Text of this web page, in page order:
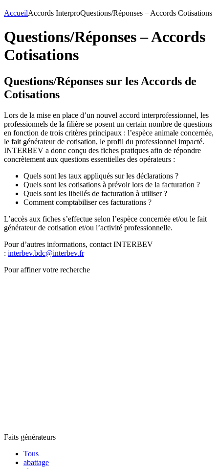
AccueilAccords InterproQuestions/Réponses – Accords Cotisations
Questions/Réponses – Accords
Cotisations
Questions/Réponses sur les Accords de
Cotisations
Lors de la mise en place d’un nouvel accord interprofessionnel, les
professionnels de la filière se posent un certain nombre de questions
en fonction de trois critères principaux : l’espèce animale concernée,
le fait générateur de cotisation, le profil du professionnel impacté.
INTERBEV a donc conçu des fiches pratiques afin de répondre
concrètement aux questions essentielles des opérateurs :
Quels sont les taux appliqués sur les déclarations ?
Quels sont les cotisations à prévoir lors de la facturation ?
Quels sont les libellés de facturation à utiliser ?
Comment comptabiliser ces facturations ?
L’accès aux fiches s’effectue selon l’espèce concernée et/ou le fait
générateur de cotisation et/ou l’activité professionnelle.
Pour d’autres informations, contact INTERBEV
: interbev.bdc@interbev.fr
Pour affiner votre recherche
Faits générateurs
Tous
abattage